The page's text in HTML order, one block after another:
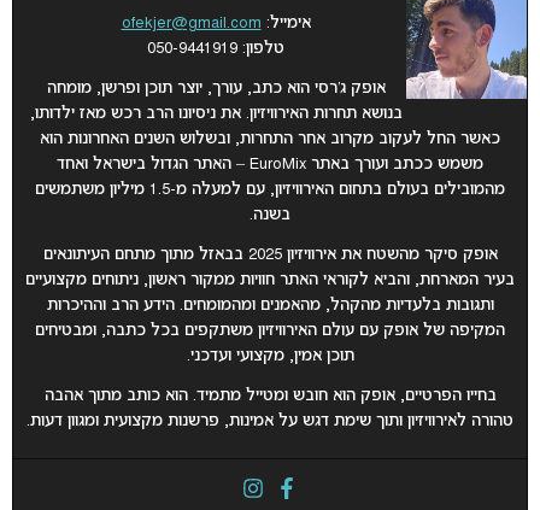
אימייל: ofekjer@gmail.com
טלפון: 050-9441919
אופק ג’רסי הוא כתב, עורך, יוצר תוכן ופרשן, מומחה
בנושא תחרות האירוויזיון. את ניסיונו הרב רכש מאז ילדותו,
כאשר החל לעקוב מקרוב אחר התחרות, ובשלוש השנים האחרונות הוא
משמש ככתב ועורך באתר EuroMix – האתר הגדול בישראל ואחד
מהמובילים בעולם בתחום האירוויזיון, עם למעלה מ-1.5 מיליון משתמשים
בשנה.
אופק סיקר מהשטח את אירוויזיון 2025 בבאזל מתוך מתחם העיתונאים
בעיר המארחת, והביא לקוראי האתר חוויות ממקור ראשון, ניתוחים מקצועיים
ותגובות בלעדיות מהקהל, מהאמנים ומהמומחים. הידע הרב וההיכרות
המקיפה של אופק עם עולם האירוויזיון משתקפים בכל כתבה, ומבטיחים
תוכן אמין, מקצועי ועדכני.
בחייו הפרטיים, אופק הוא חובש ומטייל מתמיד. הוא כותב מתוך אהבה
טהורה לאירוויזיון ותוך שימת דגש על אמינות, פרשנות מקצועית ומגוון דעות.